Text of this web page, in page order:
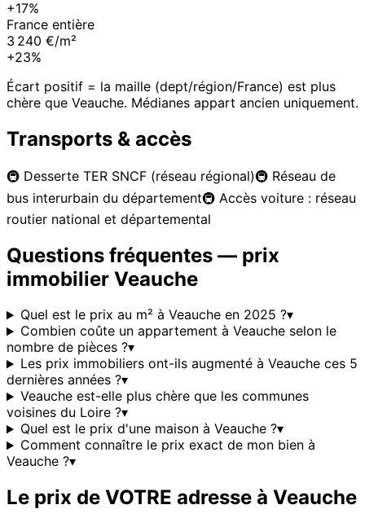
+17%
France entière
3 240 €/m²
+23%
Écart positif = la maille (dept/région/France) est plus
chère que Veauche. Médianes appart ancien uniquement.
Transports & accès
🚇 Desserte TER SNCF (réseau régional)🚇 Réseau de
bus interurbain du département🚇 Accès voiture : réseau
routier national et départemental
Questions fréquentes — prix
immobilier Veauche
Quel est le prix au m² à Veauche en 2025 ?▾
Combien coûte un appartement à Veauche selon le
nombre de pièces ?▾
Les prix immobiliers ont-ils augmenté à Veauche ces 5
dernières années ?▾
Veauche est-elle plus chère que les communes
voisines du Loire ?▾
Quel est le prix d'une maison à Veauche ?▾
Comment connaître le prix exact de mon bien à
Veauche ?▾
Le prix de VOTRE adresse à Veauche